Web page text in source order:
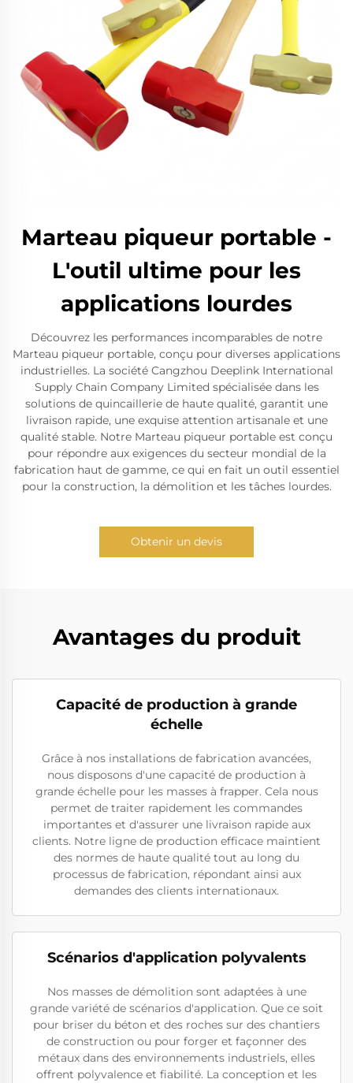
Marteau piqueur portable -
L'outil ultime pour les
applications lourdes
Découvrez les performances incomparables de notre
Marteau piqueur portable, conçu pour diverses applications
industrielles. La société Cangzhou Deeplink International
Supply Chain Company Limited spécialisée dans les
solutions de quincaillerie de haute qualité, garantit une
livraison rapide, une exquise attention artisanale et une
qualité stable. Notre Marteau piqueur portable est conçu
pour répondre aux exigences du secteur mondial de la
fabrication haut de gamme, ce qui en fait un outil essentiel
pour la construction, la démolition et les tâches lourdes.
Obtenir un devis
Avantages du produit
Capacité de production à grande
échelle
Grâce à nos installations de fabrication avancées,
nous disposons d'une capacité de production à
grande échelle pour les masses à frapper. Cela nous
permet de traiter rapidement les commandes
importantes et d'assurer une livraison rapide aux
clients. Notre ligne de production efficace maintient
des normes de haute qualité tout au long du
processus de fabrication, répondant ainsi aux
demandes des clients internationaux.
Scénarios d'application polyvalents
Nos masses de démolition sont adaptées à une
grande variété de scénarios d'application. Que ce soit
pour briser du béton et des roches sur des chantiers
de construction ou pour forger et façonner des
métaux dans des environnements industriels, elles
offrent polyvalence et fiabilité. La conception et les